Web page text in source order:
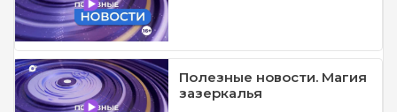
Полезные новости. Магия
зазеркалья